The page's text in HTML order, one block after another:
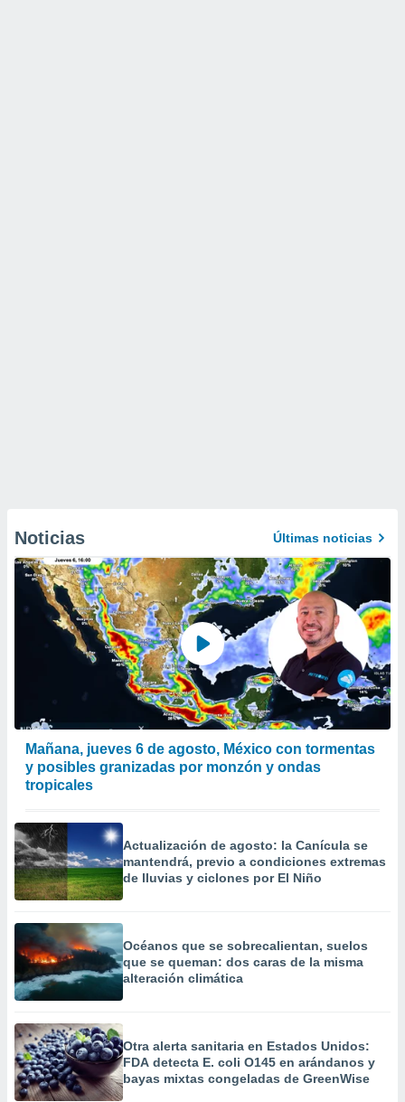
Noticias Últimas noticias
Mañana, jueves 6 de agosto, México con tormentas
y posibles granizadas por monzón y ondas
tropicales
Actualización de agosto: la Canícula se
mantendrá, previo a condiciones extremas
de lluvias y ciclones por El Niño
Océanos que se sobrecalientan, suelos
que se queman: dos caras de la misma
alteración climática
Otra alerta sanitaria en Estados Unidos:
FDA detecta E. coli O145 en arándanos y
bayas mixtas congeladas de GreenWise